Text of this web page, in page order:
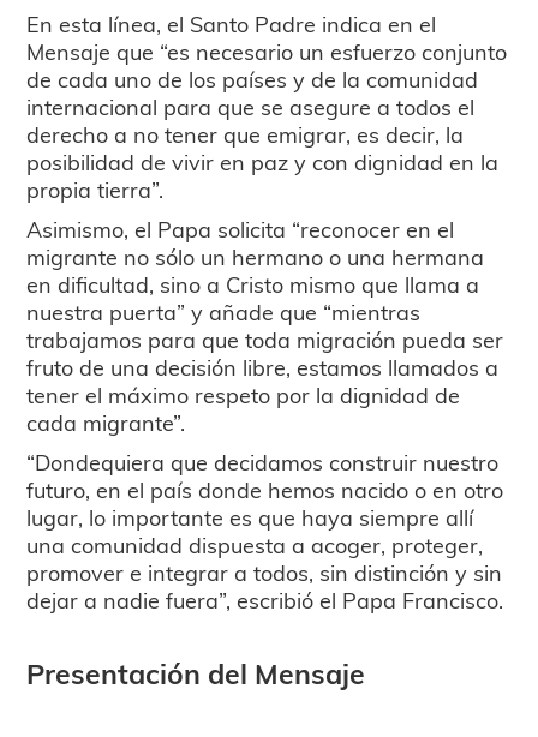
En esta línea, el Santo Padre indica en el
Mensaje que “es necesario un esfuerzo conjunto
de cada uno de los países y de la comunidad
internacional para que se asegure a todos el
derecho a no tener que emigrar, es decir, la
posibilidad de vivir en paz y con dignidad en la
propia tierra”.
Asimismo, el Papa solicita “reconocer en el
migrante no sólo un hermano o una hermana
en dificultad, sino a Cristo mismo que llama a
nuestra puerta” y añade que “mientras
trabajamos para que toda migración pueda ser
fruto de una decisión libre, estamos llamados a
tener el máximo respeto por la dignidad de
cada migrante”.
“Dondequiera que decidamos construir nuestro
futuro, en el país donde hemos nacido o en otro
lugar, lo importante es que haya siempre allí
una comunidad dispuesta a acoger, proteger,
promover e integrar a todos, sin distinción y sin
dejar a nadie fuera”, escribió el Papa Francisco.
Presentación del Mensaje